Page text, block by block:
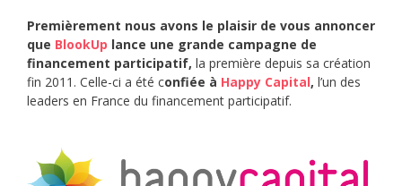
Premièrement nous avons le plaisir de vous annoncer
que BlookUp lance une grande campagne de
financement participatif, la première depuis sa création
fin 2011. Celle-ci a été confiée à Happy Capital, l’un des
leaders en France du financement participatif.